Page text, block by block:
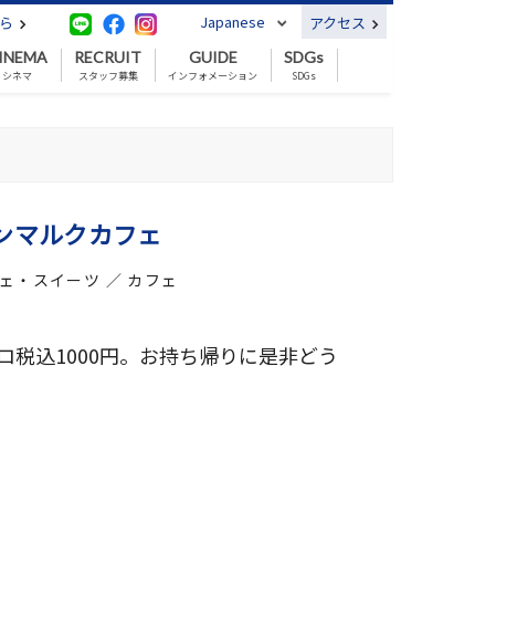
Japanese アクセス
シネマ
RECRUIT
スタッフ募集
GUIDE
インフォメーション
SDGs
SDGs
マルクカフェ
・スイーツ ／ カフェ
税込1000円。お持ち帰りに是非どう